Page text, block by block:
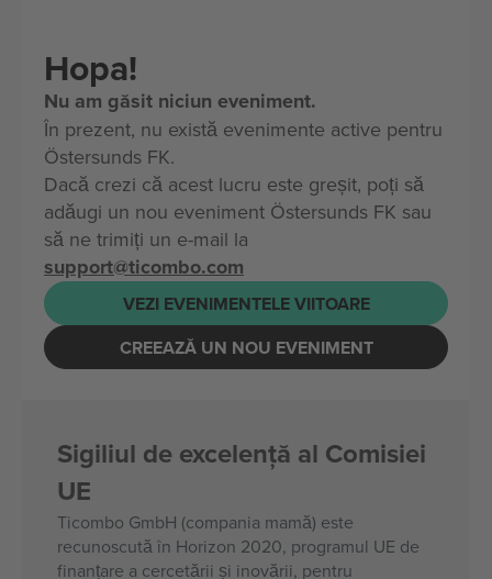
Hopa!
Nu am găsit niciun eveniment.
În prezent, nu există evenimente active pentru
Östersunds FK.
Dacă crezi că acest lucru este greșit, poți să
adăugi un nou eveniment Östersunds FK sau
să ne trimiți un e-mail la
support@ticombo.com
VEZI EVENIMENTELE VIITOARE
CREEAZĂ UN NOU EVENIMENT
Sigiliul de excelență al Comisiei
UE
Ticombo GmbH (compania mamă) este
recunoscută în Horizon 2020, programul UE de
finanțare a cercetării și inovării, pentru